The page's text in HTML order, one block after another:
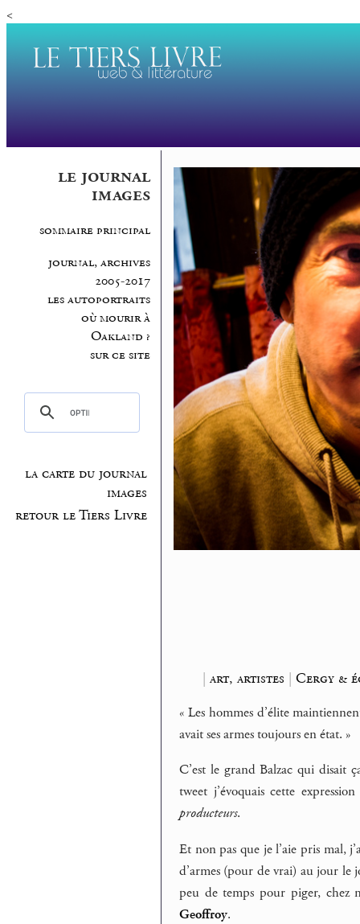
<
le journal
images
sommaire principal
journal, archives
2005-2017
les autoportraits
où mourir à
Oakland ?
sur ce site
la carte du journal
images
retour le Tiers Livre
|art, artistes | Cergy &
« Les hommes d’élite
avait ses armes toujours en état. »
C’est le grand Balzac qui disait
tweet j’évoquais cette
producteurs.
Et non pas que je l’aie pris mal,
d’armes (pour de vrai) au jour le
peu de temps pour piger, chez
Geoffroy.